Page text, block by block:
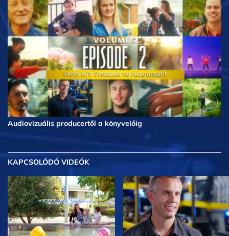
Audiovizuális producertől a könyvelőig
KAPCSOLÓDÓ VIDEÓK